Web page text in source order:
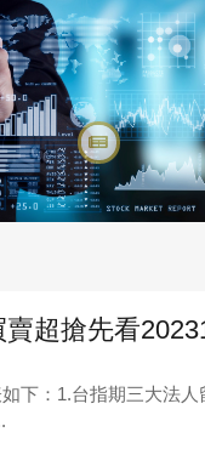
超搶先看
下：1.台指期三大法